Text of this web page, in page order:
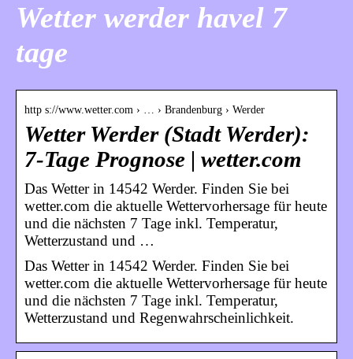
Wetter werder havel 7
tage
http s://www.wetter.com › … › Brandenburg › Werder
Wetter Werder (Stadt Werder):
7-Tage Prognose | wetter.com
Das Wetter in 14542 Werder. Finden Sie bei
wetter.com die aktuelle Wettervorhersage für heute
und die nächsten 7 Tage inkl. Temperatur,
Wetterzustand und …
Das Wetter in 14542 Werder. Finden Sie bei
wetter.com die aktuelle Wettervorhersage für heute
und die nächsten 7 Tage inkl. Temperatur,
Wetterzustand und Regenwahrscheinlichkeit.